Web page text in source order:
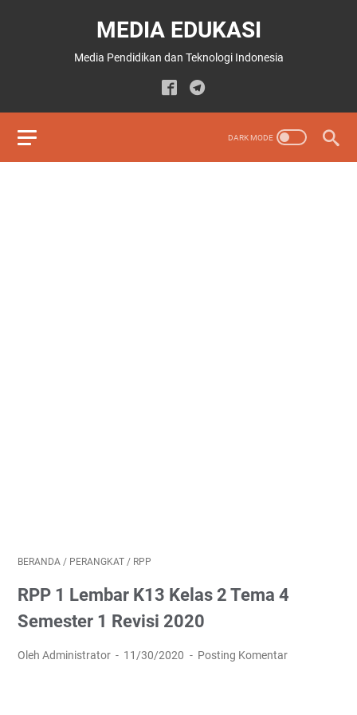
MEDIA EDUKASI
Media Pendidikan dan Teknologi Indonesia
BERANDA / PERANGKAT / RPP
RPP 1 Lembar K13 Kelas 2 Tema 4
Semester 1 Revisi 2020
Oleh Administrator 11/30/2020 Posting Komentar